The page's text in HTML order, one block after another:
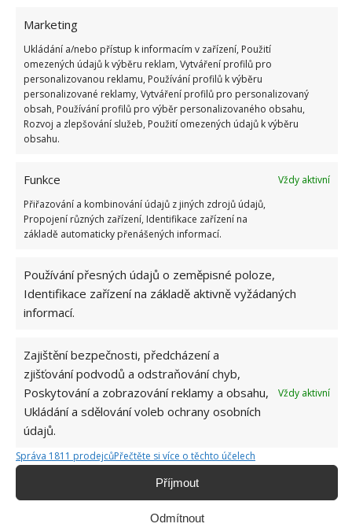
Marketing
Ukládání a/nebo přístup k informacím v zařízení, Použití
omezených údajů k výběru reklam, Vytváření profilů pro
personalizovanou reklamu, Používání profilů k výběru
personalizované reklamy, Vytváření profilů pro personalizovaný
obsah, Používání profilů pro výběr personalizovaného obsahu,
Rozvoj a zlepšování služeb, Použití omezených údajů k výběru
obsahu.
Funkce
Vždy aktivní
Přiřazování a kombinování údajů z jiných zdrojů údajů,
Propojení různých zařízení, Identifikace zařízení na
základě automaticky přenášených informací.
Používání přesných údajů o zeměpisné poloze,
Identifikace zařízení na základě aktivně vyžádaných
informací.
Zajištění bezpečnosti, předcházení a
zjišťování podvodů a odstraňování chyb,
Poskytování a zobrazování reklamy a obsahu,
Ukládání a sdělování voleb ochrany osobních
údajů.
Vždy aktivní
Správa 1811 prodejcůPřečtěte si více o těchto účelech
Příjmout
Odmítnout